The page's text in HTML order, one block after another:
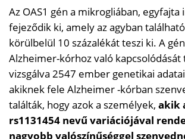
Az OAS1 gén a mikrogliában,
fejeződik ki, amely az agyban
körülbelül 10 százalékát teszi ki. A
Alzheimer-kórhoz való kapcsolódását
vizsgálva 2547 ember genetikai
akiknek fele Alzheimer -kórban
találták, hogy azok a személyek, akik
rs1131454 nevű variációjával
nagyobb valószínűséggel